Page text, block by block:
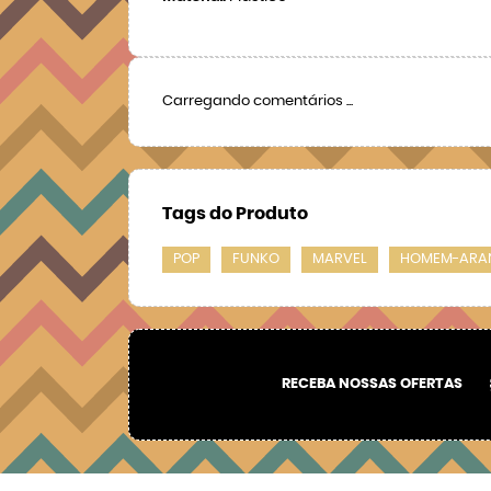
Carregando comentários ...
Tags do Produto
POP FUNKO MARVEL HOMEM-
RECEBA NOSSAS OFERTAS